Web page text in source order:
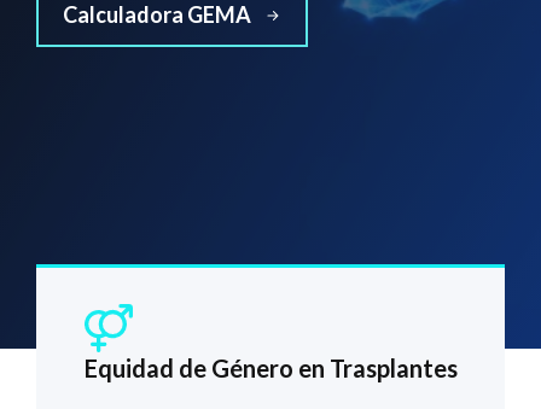
Calculadora GEMA
Equidad de Género en Trasplantes